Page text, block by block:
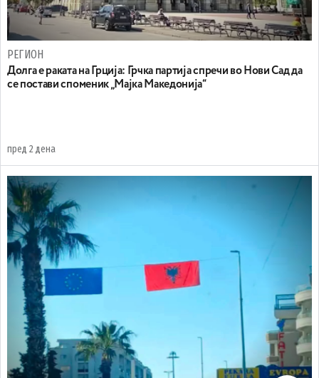
РЕГИОН
Долга е раката на Грција: Грчка партија спречи во Нови Сад да
се постави споменик „Мајка Македонија“
пред 2 дена